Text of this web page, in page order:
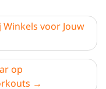
voor Jouw
op